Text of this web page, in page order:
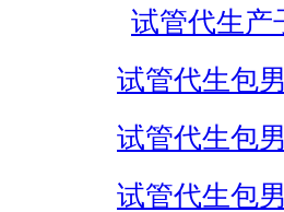
试管代生产
试管代生包
试管代生包
试管代生包